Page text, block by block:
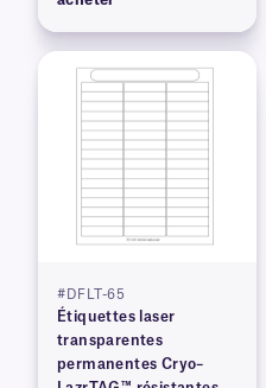
#DFLT-65
Étiquettes laser
transparentes
permanentes Cryo–